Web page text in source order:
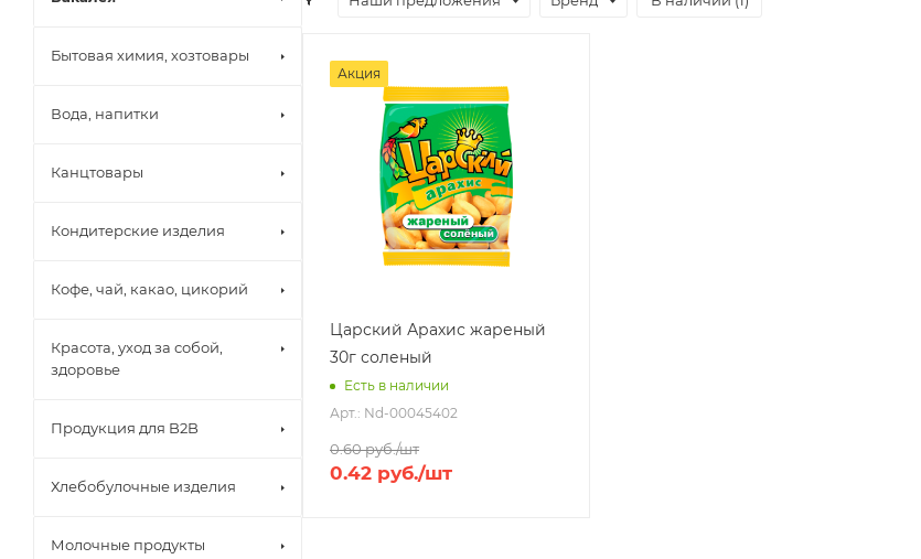
Акция
Царский Арахис жареный
30г соленый
Есть в наличии
Арт.: Nd-00045402
0.60руб./шт
0.42 руб./шт
Бытовая химия, хозтовары
Вода, напитки
Канцтовары
Кондитерские изделия
Кофе, чай, какао, цикорий
Красота, уход за собой,
здоровье
Продукция для B2B
Хлебобулочные изделия
Молочные продукты